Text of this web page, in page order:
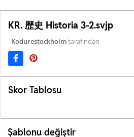
KR. 歴史 Historia 3-2.svjp
Kodurestockholmtarafından
Skor Tablosu
Şablonu değiştir